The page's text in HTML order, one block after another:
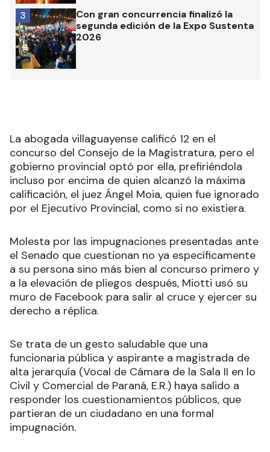
Con gran concurrencia finalizó la
segunda edición de la Expo Sustenta
2026
3
La abogada villaguayense calificó 12 en el
concurso del Consejo de la Magistratura, pero el
gobierno provincial optó por ella, prefiriéndola
incluso por encima de quien alcanzó la máxima
calificación, el juez Ángel Moia, quien fue ignorado
por el Ejecutivo Provincial, como si no existiera.
Molesta por las impugnaciones presentadas ante
el Senado que cuestionan no ya específicamente
a su persona sino más bien al concurso primero y
a la elevación de pliegos después, Miotti usó su
muro de Facebook para salir al cruce y ejercer su
derecho a réplica.
Se trata de un gesto saludable que una
funcionaria pública y aspirante a magistrada de
alta jerarquía (Vocal de Cámara de la Sala II en lo
Civil y Comercial de Paraná, E.R.) haya salido a
responder los cuestionamientos públicos, que
partieran de un ciudadano en una formal
impugnación.